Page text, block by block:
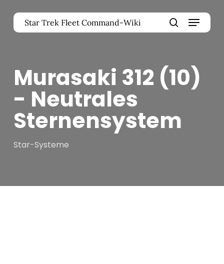
Hauptinhalt
springen
Star Trek Fleet Command-Wiki
Suche
Menü
Murasaki 312 (10)
- Neutrales
Sternensystem
Star-Systeme
Menü